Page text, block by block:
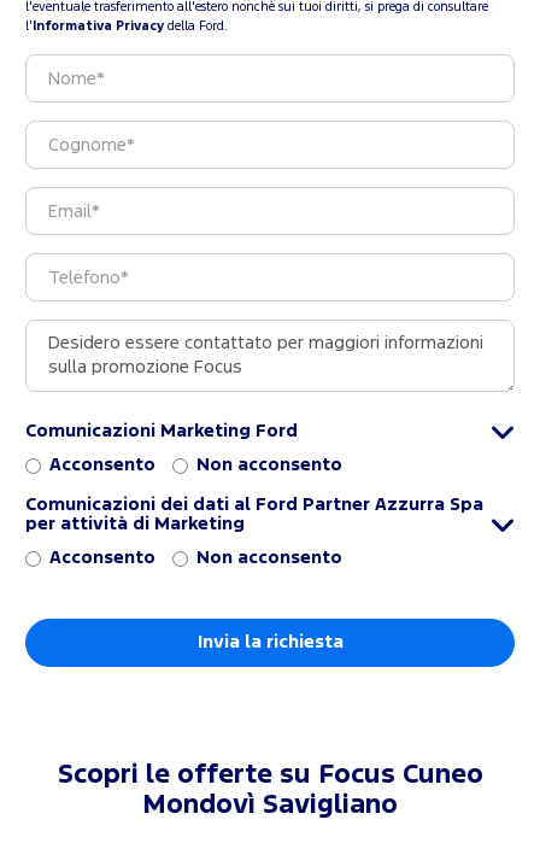
l'eventuale trasferimento all'estero nonchè sui tuoi diritti, si prega di consultare
l' Informativa Privacy della Ford.
Comunicazioni Marketing Ford
Acconsento Non acconsento
Comunicazioni dei dati al Ford Partner Azzurra Spa
per attività di Marketing
Acconsento Non acconsento
Scopri le offerte su Focus Cuneo
Mondovì Savigliano